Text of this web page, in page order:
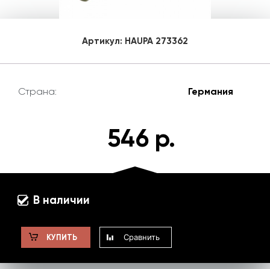
Артикул: HAUPA 273362
Страна: Германия
546 р.
В наличии
КУПИТЬ Сравнить